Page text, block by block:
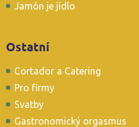
Jamón je jídlo
Ostatní
Cortador a Catering
Pro firmy
Svatby
Gastronomický orgasmus